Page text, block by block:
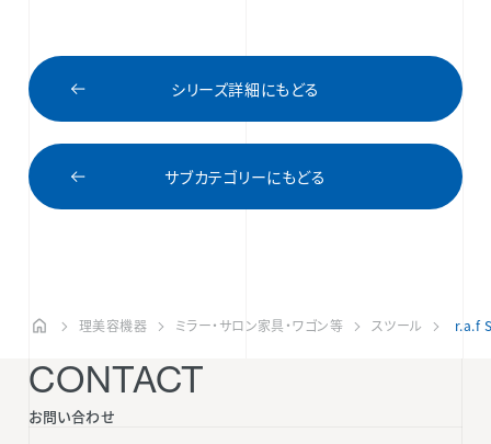
シリーズ詳細にもどる
サブカテゴリーにもどる
理美容機器 ミラー・サロン家具・ワゴン等 スツール r.a.f
CONTACT
お問い合わせ